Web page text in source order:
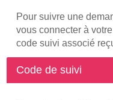
Pour suivre une
vous connecter à
code suivi associé
Code de suivi